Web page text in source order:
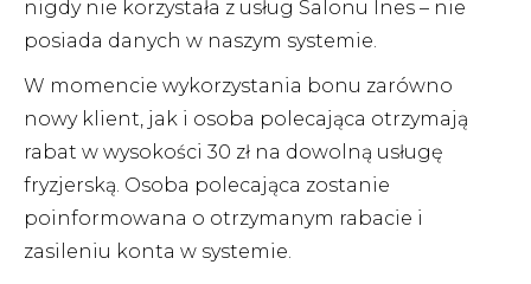
nigdy nie korzystała z usług Salonu Ines – nie
posiada danych w naszym systemie.
W momencie wykorzystania bonu zarówno
nowy klient, jak i osoba polecająca otrzymają
rabat w wysokości 30 zł na dowolną usługę
fryzjerską. Osoba polecająca zostanie
poinformowana o otrzymanym rabacie i
zasileniu konta w systemie.